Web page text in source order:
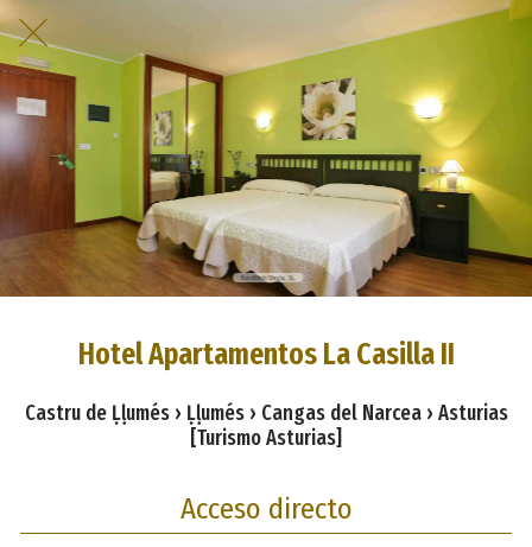
Hotel Apartamentos La Casilla II
Castru de Ḷḷumés › Ḷḷumés › Cangas del Narcea › Asturias
[Turismo Asturias]
Acceso directo